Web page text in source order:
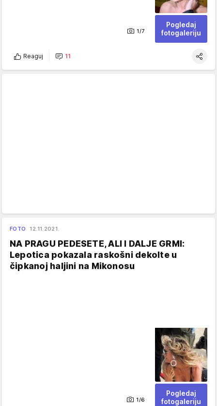
1/7
Pogledaj
fotogaleriju
Reaguj 11
FOTO 12.11.2021.
NA PRAGU PEDESETE, ALI I DALJE GRMI:
Lepotica pokazala raskošni dekolte u
čipkanoj haljini na Mikonosu
1/6
Pogledaj
fotogaleriju